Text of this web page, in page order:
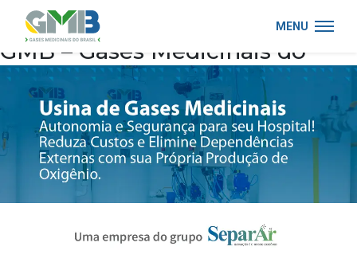
Skip to main content
MENU
GMB – Gases Medicinais do
Brasil